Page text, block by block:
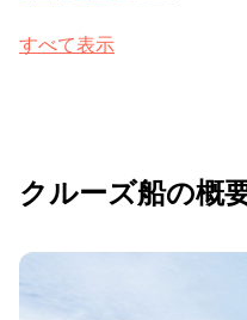
すべて表示
クルーズ船の概